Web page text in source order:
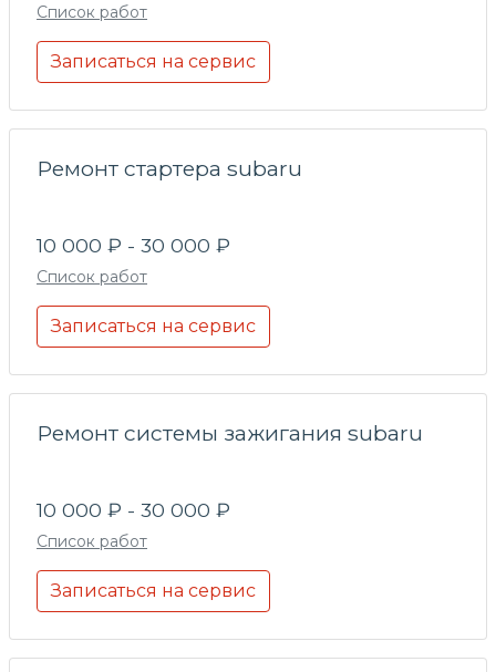
Список работ
Записаться на сервис
Ремонт стартера subaru
10 000 ₽ - 30 000 ₽
Список работ
Записаться на сервис
Ремонт системы зажигания subaru
10 000 ₽ - 30 000 ₽
Список работ
Записаться на сервис